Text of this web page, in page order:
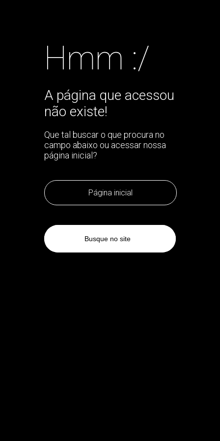
Hmm :/
A página que acessou
não existe!
Que tal buscar o que procura no
campo abaixo ou acessar nossa
página inicial?
Página inicial